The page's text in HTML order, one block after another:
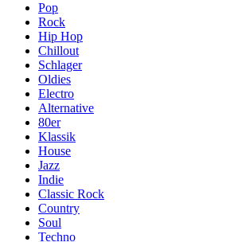
Pop
Rock
Hip Hop
Chillout
Schlager
Oldies
Electro
Alternative
80er
Klassik
House
Jazz
Indie
Classic Rock
Country
Soul
Techno